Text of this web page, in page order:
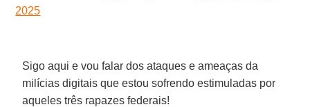
2025
Sigo aqui e vou falar dos ataques e ameaças da
milícias digitais que estou sofrendo estimuladas por
aqueles três rapazes federais!